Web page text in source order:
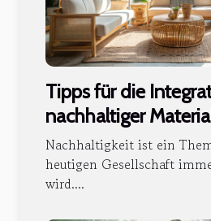
Tipps für die
nachhaltiger
Heimdesign
Nachhaltigkeit ist ein
heutigen Gesellschaft
wird....